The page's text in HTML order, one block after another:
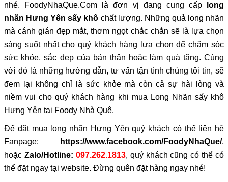
nhé. FoodyNhaQue.Com là đơn vị đang cung cấp
long
nhãn Hưng Yên sấy khô chất lượng. Những quả long nhãn
mà cánh gián đẹp mắt, thơm ngọt chắc chắn sẽ là lựa chọn
sáng suốt nhất cho quý khách hàng lựa chọn để chăm sóc
sức khỏe, sắc đẹp của bản thân hoặc làm quà tặng. Cùng
với đó là những hướng dẫn, tư vấn tận tình chúng tôi tin, sẽ
đem lại không chỉ là sức khỏe mà còn cả sự hài lòng và
niềm vui cho quý khách hàng khi mua Long Nhãn sấy khô
Hưng Yên tại Foody Nhà Quê.
Để đặt mua long nhãn Hưng Yên quý khách có thể liên hệ
Fanpage:
https://www.facebook.com/FoodyNhaQue/,
hoặc Zalo/Hotline: 097.262.1813, quý khách cũng có thể có
thể đặt ngay tại website. Đừng quên đặt hàng ngay nhé!